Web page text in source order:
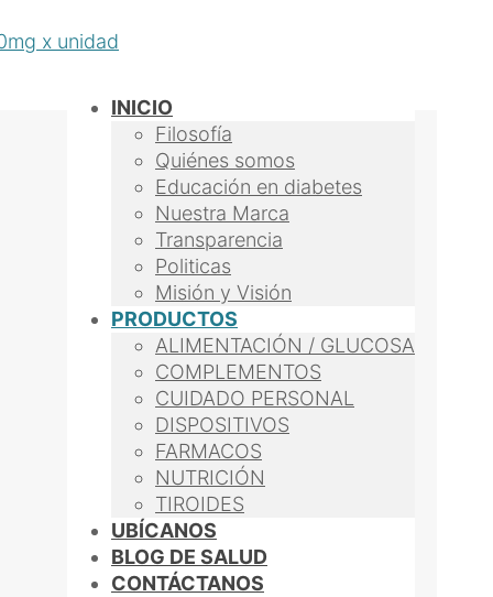
INICIO
Filosofía
Quiénes somos
Educación en diabetes
Nuestra Marca
Transparencia
Politicas
Misión y Visión
PRODUCTOS
ALIMENTACIÓN / GLUCOSA
COMPLEMENTOS
CUIDADO PERSONAL
DISPOSITIVOS
FARMACOS
NUTRICIÓN
TIROIDES
UBÍCANOS
BLOG DE SALUD
CONTÁCTANOS